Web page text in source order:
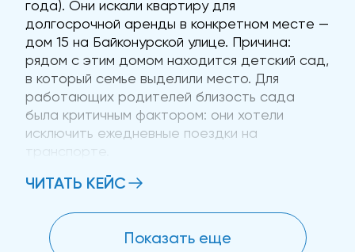
года). Они искали квартиру для
долгосрочной аренды в конкретном месте —
дом 15 на Байконурской улице. Причина:
рядом с этим домом находится детский сад,
в который семье выделили место. Для
работающих родителей близость сада
была критичным фактором: они хотели
исключить ежедневные поездки на
Бюджет — 48 000 рублей в месяц, без
платежеспособные, с хорошей кредитной
историей, готовые внести депозит и залог....
ЧИТАТЬ КЕЙС
Показать еще